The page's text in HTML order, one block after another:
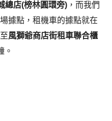
總店(榜林圓環旁) ，而我們
據點，租機車的據點就在
至風獅爺商店街租車聯合櫃
。